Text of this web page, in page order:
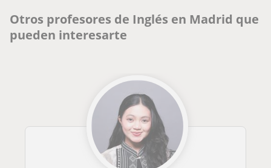
Otros profesores de Inglés en Madrid que
pueden interesarte